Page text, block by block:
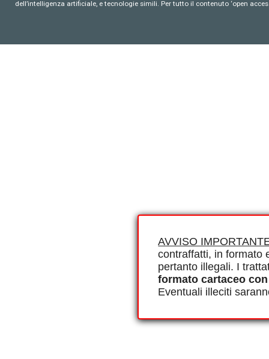
AVVISO
contraffatti, in formato
pertanto illegali. I
formato cartaceo
Eventuali illeciti
dell’intelligenza artificiale, e tecnologie simili. Per tutto il contenuto ‘open